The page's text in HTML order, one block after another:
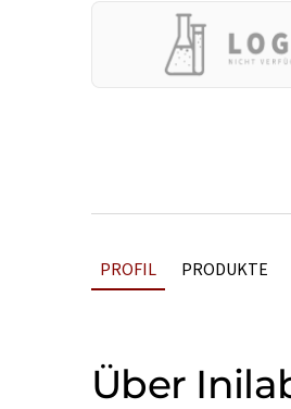
PROFIL PRODUKTE
Über